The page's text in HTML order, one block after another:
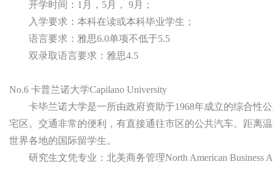
开学时间：1月，5月， 9月；
入学要求：本科在读或本科毕业学生；
语言要求：雅思6.0单项不低于5.5
双录取语言要求：雅思4.5
No.6 卡普兰诺大学Capilano University
卡毕兰诺大学是一所由政府资助于1968年成立的综合性
宅区。交通非常的便利，有直接通往市区的公共汽车。距离
世界各地的国际留学生。
研究生文凭专业：北美商务管理North American Business